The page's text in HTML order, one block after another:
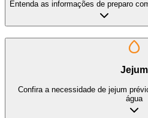
Entenda as informações de preparo
Jejum
Confira a necessidade de jejum
água